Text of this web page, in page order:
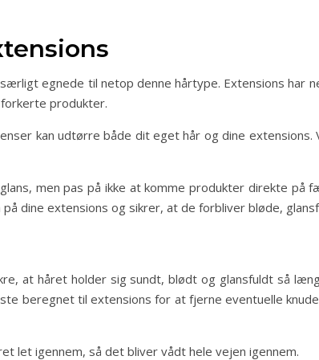
egnede til netop denne hårtype. Extensions har
produkter.
kan udtørre både dit eget hår og dine
men pas på ikke at komme produkter direkte på
dine extensions og sikrer, at de forbliver bløde,
at håret holder sig sundt, blødt og glansfuldt så
beregnet til extensions for at fjerne eventuelle
let igennem, så det bliver vådt hele vejen igennem.